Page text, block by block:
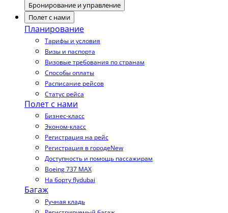
Бронирование и управление
Полет с нами
Планирование
Тарифы и условия
Визы и паспорта
Визовые требования по странам
Способы оплаты
Расписание рейсов
Статус рейса
Полет с нами
Бизнес-класс
Эконом-класс
Регистрация на рейс
Регистрация в городеNew
Доступность и помощь пассажирам
Boeing 737 MAX
На борту flydubai
Багаж
Ручная кладь